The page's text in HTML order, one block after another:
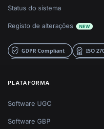
Status do sistema
Registo de alterações NEW
PLATAFORMA
Software UGC
Software GBP